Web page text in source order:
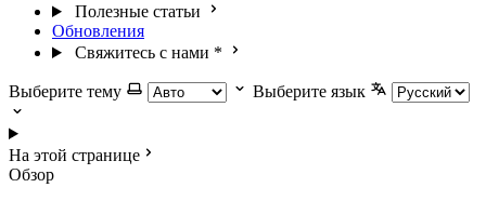
Полезные статьи
Обновления
Свяжитесь с нами *
Выберите тему Выберите язык
На этой странице
Обзор